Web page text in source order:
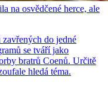
na osvědčené herce, ale
do jedné
se tváří jako
bratrů Coenů. Určitě
hledá téma.